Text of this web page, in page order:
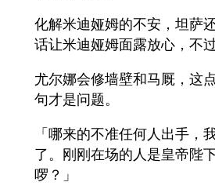
化解米迪娅姆的不安，坦萨
话让米迪娅姆面露放心，不
尤尔娜会修墙壁和马厩，这
句才是问题。
「哪来的不准任何人出手，
了。刚刚在场的人是皇帝陛
啰？」